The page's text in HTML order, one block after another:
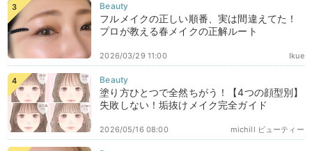
フルメイクの正しい順番、実は間違えてた！
プロが教える春メイクの正解ルート
Ikue
2026/03/29 11:00
塗り方ひとつで全然ちがう！【4つの顔型別】
失敗しない！垢抜けメイク完全ガイド
michill ビューティー
2026/05/16 08:00